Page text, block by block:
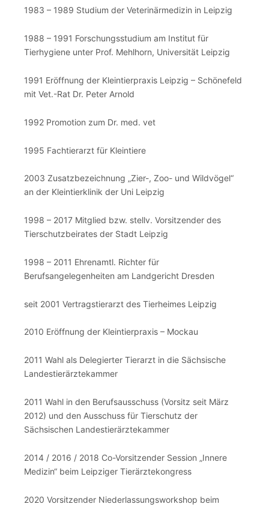
1983 – 1989 Studium der Veterinärmedizin in Leipzig
1988 – 1991 Forschungsstudium am Institut für
Tierhygiene unter Prof. Mehlhorn, Universität Leipzig
1991 Eröffnung der Kleintierpraxis Leipzig – Schönefeld
mit Vet.-Rat Dr. Peter Arnold
1992 Promotion zum Dr. med. vet
1995 Fachtierarzt für Kleintiere
2003 Zusatzbezeichnung „Zier-, Zoo- und Wildvögel“
an der Kleintierklinik der Uni Leipzig
1998 – 2017 Mitglied bzw. stellv. Vorsitzender des
Tierschutzbeirates der Stadt Leipzig
1998 – 2011 Ehrenamtl. Richter für
Berufsangelegenheiten am Landgericht Dresden
seit 2001 Vertragstierarzt des Tierheimes Leipzig
2010 Eröffnung der Kleintierpraxis – Mockau
2011 Wahl als Delegierter Tierarzt in die Sächsische
Landestierärztekammer
2011 Wahl in den Berufsausschuss (Vorsitz seit März
2012) und den Ausschuss für Tierschutz der
Sächsischen Landestierärztekammer
2014 / 2016 / 2018 Co-Vorsitzender Session „Innere
Medizin“ beim Leipziger Tierärztekongress
2020 Vorsitzender Niederlassungsworkshop beim